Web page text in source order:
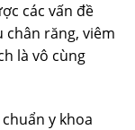
các vấn đề
chân răng, viêm
là vô cùng
y khoa